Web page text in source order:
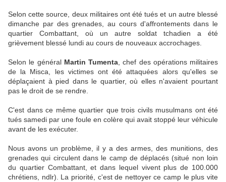
Selon cette source, deux militaires ont été tués et un autre blessé
dimanche par des grenades, au cours d'affrontements dans le
quartier Combattant, où un autre soldat tchadien a été
grièvement blessé lundi au cours de nouveaux accrochages.
Selon le général Martin Tumenta , chef des opérations militaires
de la Misca, les victimes ont été attaquées alors qu'elles se
déplaçaient à pied dans le quartier, où elles n'avaient pourtant
pas le droit de se rendre.
C'est dans ce même quartier que trois civils musulmans ont été
tués samedi par une foule en colère qui avait stoppé leur véhicule
avant de les exécuter.
Nous avons un problème, il y a des armes, des munitions, des
grenades qui circulent dans le camp de déplacés (situé non loin
du quartier Combattant, et dans lequel vivent plus de 100.000
chrétiens, ndlr). La priorité, c'est de nettoyer ce camp le plus vite